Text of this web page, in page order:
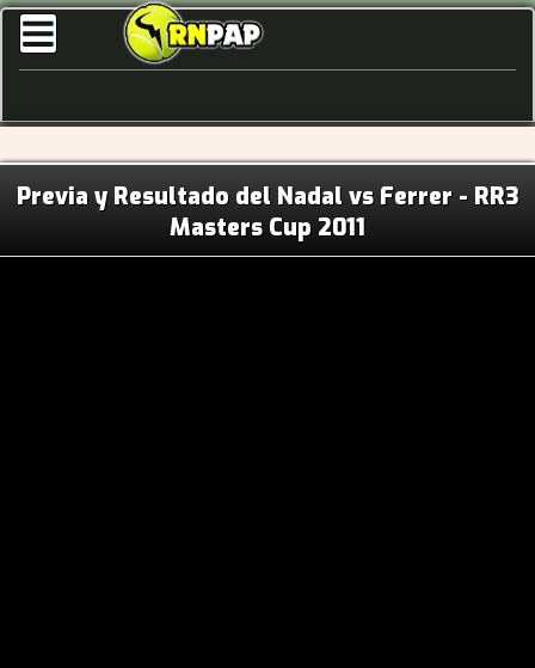
Previa y Resultado del Nadal vs Ferrer - RR3
Masters Cup 2011